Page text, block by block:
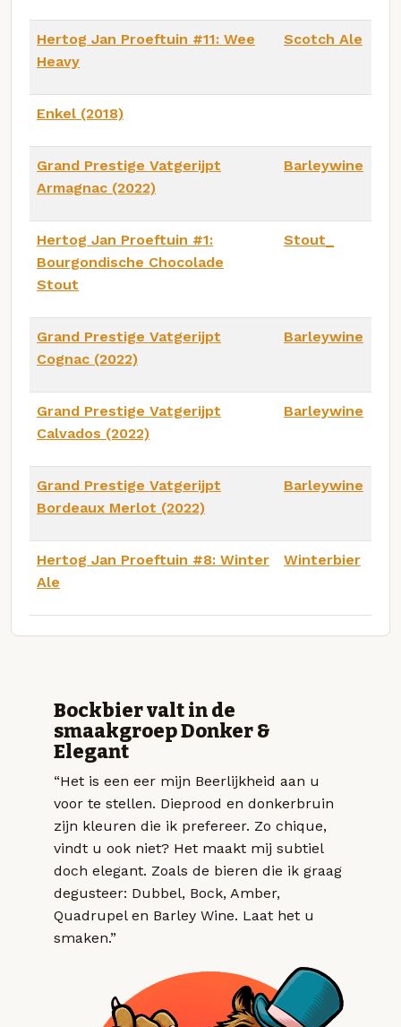
Hertog Jan Proeftuin #11: Wee
Heavy
Scotch Ale
Enkel (2018)
Grand Prestige Vatgerijpt
Armagnac (2022)
Barleywine
Hertog Jan Proeftuin #1:
Bourgondische Chocolade
Stout
Stout_
Grand Prestige Vatgerijpt
Cognac (2022)
Barleywine
Grand Prestige Vatgerijpt
Calvados (2022)
Barleywine
Grand Prestige Vatgerijpt
Bordeaux Merlot (2022)
Barleywine
Hertog Jan Proeftuin #8: Winter
Ale
Winterbier
Bockbier valt in de
smaakgroep Donker &
Elegant
“Het is een eer mijn Beerlijkheid aan u
voor te stellen. Dieprood en donkerbruin
zijn kleuren die ik prefereer. Zo chique,
vindt u ook niet? Het maakt mij subtiel
doch elegant. Zoals de bieren die ik graag
degusteer: Dubbel, Bock, Amber,
Quadrupel en Barley Wine. Laat het u
smaken.”